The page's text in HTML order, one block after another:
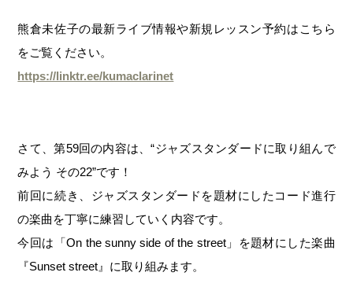
熊倉未佐子の最新ライブ情報や新規レッスン予約はこちら
をご覧ください。
https://linktr.ee/kumaclarinet
さて、第59回の内容は、“ジャズスタンダードに取り組んで
みよう その22”です！
前回に続き、ジャズスタンダードを題材にしたコード進行
の楽曲を丁寧に練習していく内容です。
今回は「On the sunny side of the street」を題材にした楽曲
『Sunset street 』に取り組みます。